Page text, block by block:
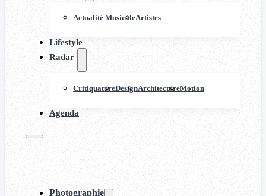
Actualité MusicaleArtistes
Lifestyle
Radar
CritiquatureDesignArchitectureMotion
Agenda
Photographie